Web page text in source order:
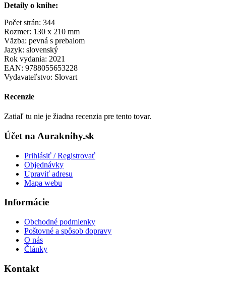
Detaily o knihe:
Počet strán: 344
Rozmer: 130 x 210 mm
Väzba: pevná s prebalom
Jazyk: slovenský
Rok vydania: 2021
EAN: 9788055653228
Vydavateľstvo: Slovart
Recenzie
Zatiaľ tu nie je žiadna recenzia pre tento tovar.
Účet na Auraknihy.sk
Prihlásiť / Registrovať
Objednávky
Upraviť adresu
Mapa webu
Informácie
Obchodné podmienky
Poštovné a spôsob dopravy
O nás
Články
Kontakt